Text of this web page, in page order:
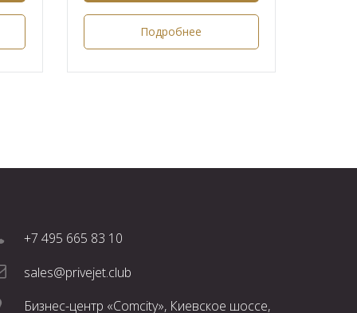
Подробнее
+7 495 665 83 10
sales@privejet.club
Бизнес-центр «Comcity», Киевское шоссе,